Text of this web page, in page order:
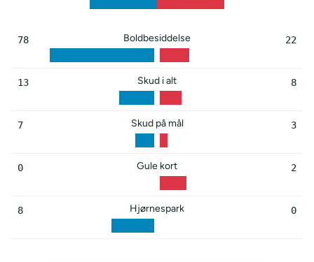
78 Boldbesiddelse 22
13 Skud i alt 8
7 Skud på mål 3
0 Gule kort 2
8 Hjørnespark 0